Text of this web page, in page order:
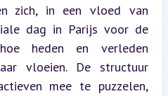
zich, in een vloed van
dag in Parijs voor de
heden en verleden
vloeien. De structuur
mee te puzzelen,